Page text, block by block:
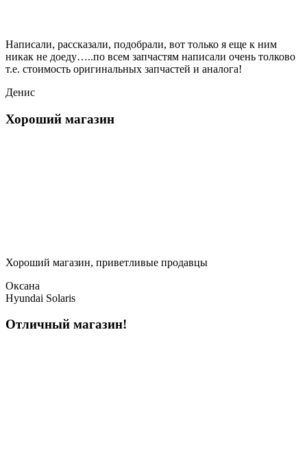
Написали, рассказали, подобрали, вот только я еще к ним
никак не доеду…..по всем запчастям написали очень толково
т.е. стоимость оригинальных запчастей и аналога!
Денис
Хороший магазин
Хороший магазин, приветливые продавцы
Оксана
Hyundai Solaris
Отличный магазин!